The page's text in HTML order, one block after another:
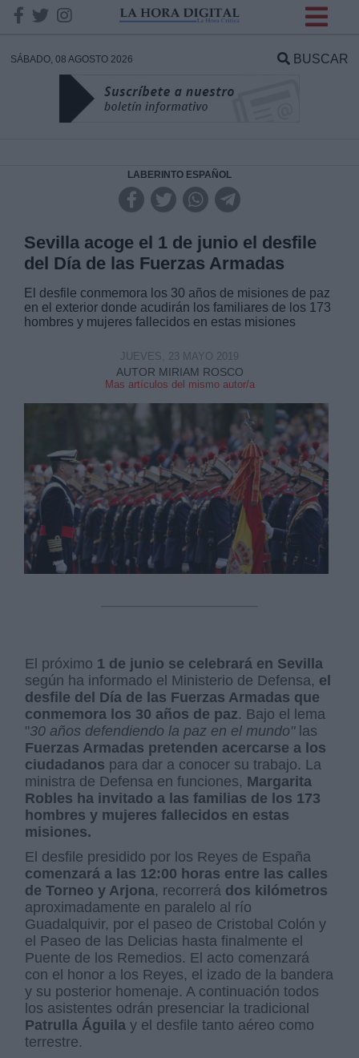
SÁBADO, 08 AGOSTO 2026 BUSCAR
LABERINTO ESPAÑOL
Sevilla acoge el 1 de junio el desfile
del Día de las Fuerzas Armadas
El desfile conmemora los 30 años de misiones de paz
en el exterior donde acudirán los familiares de los 173
hombres y mujeres fallecidos en estas misiones
AUTOR MIRIAM ROSCO
Mas artículos del mismo autor/a
JUEVES, 23 MAYO 2019
El próximo 1 de junio se celebrará en Sevilla
según ha informado el Ministerio de Defensa, el
desfile del Día de las Fuerzas Armadas que
conmemora los 30 años de paz. Bajo el lema
"30 años defendiendo la paz en el mundo"las
Fuerzas Armadas pretenden acercarse a los
ciudadanos para dar a conocer su trabajo. La
ministra de Defensa en funciones, Margarita
Robles ha invitado a las familias de los 173
hombres y mujeres fallecidos en estas
misiones.
El desfile presidido por los Reyes de España
comenzará a las 12:00 horas entre las calles
de Torneo y Arjona, recorrerá dos kilómetros
aproximadamente en paralelo al río
Guadalquivir, por el paseo de Cristobal Colón y
el Paseo de las Delicias hasta finalmente el
Puente de los Remedios. El acto comenzará
con el honor a los Reyes, el izado de la bandera
y su posterior homenaje. A continuación todos
los asistentes odrán presenciar la tradicional
Patrulla Águila y el desfile tanto aéreo como
terrestre.
DATOS
Responsable:
Legitimación:
Destinatarios:
Derechos:
link
Información adicional
link